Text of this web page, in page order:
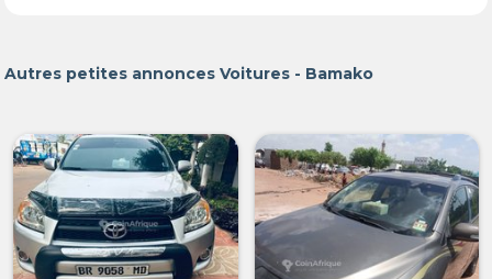
Autres petites annonces Voitures - Bamako